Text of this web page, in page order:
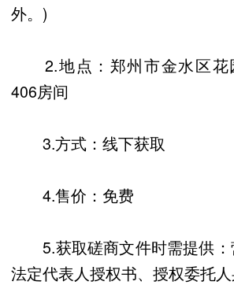
外。)
2.地点：郑州市金水区花
406房间
3.方式：线下获取
4.售价：免费
5.获取磋商文件时需提供：
法定代表人授权书、授权委托人